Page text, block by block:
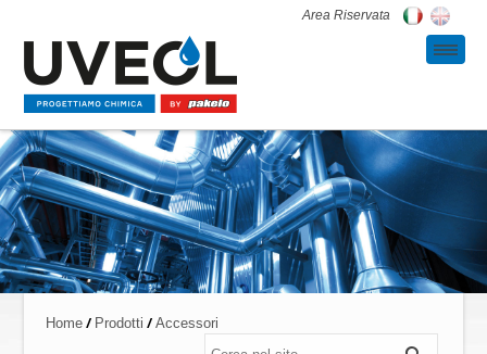
Area Riservata
Home / Prodotti /Accessori